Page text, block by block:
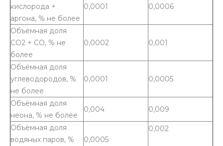
кислорода +
аргона, % не более
0,0001 0,0006
Объёмная доля
CO2 + CO, % не
более
0,0002 0,001
Объёмная доля
углеводородов, %
не более
0,0001 0,0005
Объёмная доля
неона, % не более
0,004 0,009
Объёмная доля
водяных паров, %
0,0005
0,002